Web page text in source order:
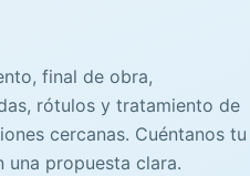
final de obra,
rótulos y tratamiento de
cercanas. Cuéntanos tu
una propuesta clara.